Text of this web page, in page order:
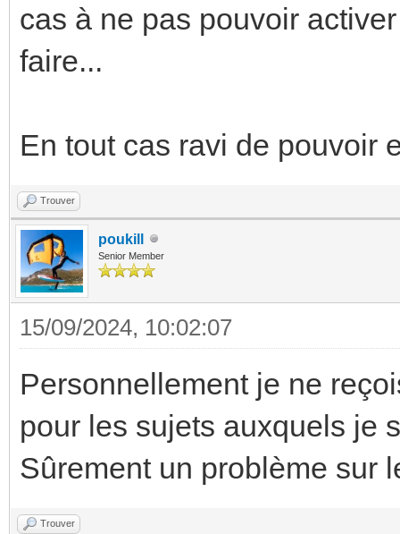
cas à ne pas pouvoir
faire...
En tout cas ravi de pouvoir
Trouver
poukill
Senior Member
15/09/2024, 10:02:07
Personnellement je ne
pour les sujets auxquels je
Sûrement un problème sur
Trouver